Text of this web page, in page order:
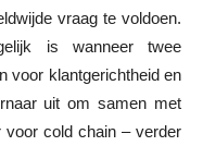
vraag te voldoen.
is wanneer twee
voor klantgerichtheid en
uit om samen met
voor cold chain – verder